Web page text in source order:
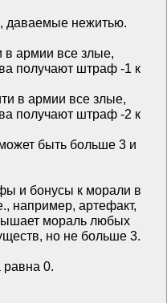
нежитью.
в армии все злые,
получают штраф -1 к
в армии все злые,
получают штраф -2 к
быть больше 3 и
и бонусы к морали в
например, артефакт,
мораль любых
но не больше 3.
0.